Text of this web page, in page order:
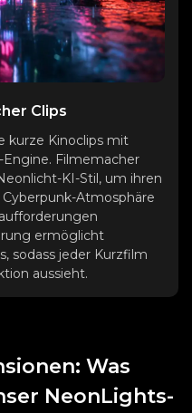
Clips
kurze Kinoclips mit
Filmemacher
KI-Stil, um ihren
Atmosphäre
ermöglicht
sodass jeder Kurzfilm
aussieht.
Was
NeonLights-